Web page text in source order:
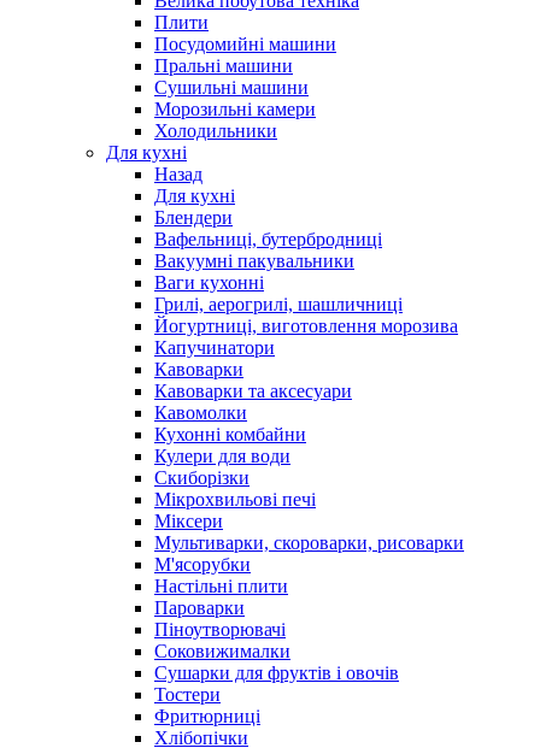
Плити
Посудомийні машини
Пральні машини
Сушильні машини
Морозильні камери
Холодильники
Для кухні
Назад
Для кухні
Блендери
Вафельниці, бутербродниці
Вакуумні пакувальники
Ваги кухонні
Грилі, аерогрилі, шашличниці
Йогуртниці, виготовлення морозива
Капучинатори
Кавоварки
Кавоварки та аксесуари
Кавомолки
Кухонні комбайни
Кулери для води
Скиборізки
Мікрохвильові печі
Міксери
Мультиварки, скороварки, рисоварки
М'ясорубки
Настільні плити
Пароварки
Піноутворювачі
Соковижималки
Сушарки для фруктів і овочів
Тостери
Фритюрниці
Хлібопічки